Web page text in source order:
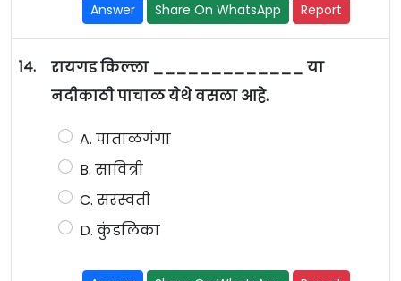
Answer Share On WhatsApp Report
14.
रायगड किल्ला _____________ या
नदीकाठी पाचाळ येथे वसला आहे.
A. पाताळगंगा
B. सावित्री
C. सरस्वती
D. कुंडलिका